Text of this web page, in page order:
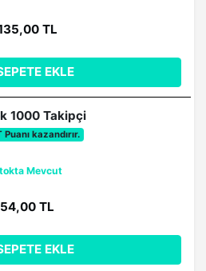
TL
EKLE
1000 Takipçi
Puanı kazandırır.
Mevcut
54,00 TL
EKLE